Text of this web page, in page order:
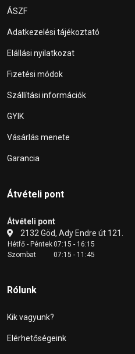
ÁSZF
Adatkezelési tájékoztató
Elállási nyilatkozat
Fizetési módok
Szállítási információk
GYIK
Vásárlás menete
Garancia
Átvételi pont
Átvételi pont
2132 Göd, Ady Endre út 121.
Hétfő - Péntek07:15 - 16:15
Szombat
07:15 - 11:45
Rólunk
Kik vagyunk?
Elérhetőségeink